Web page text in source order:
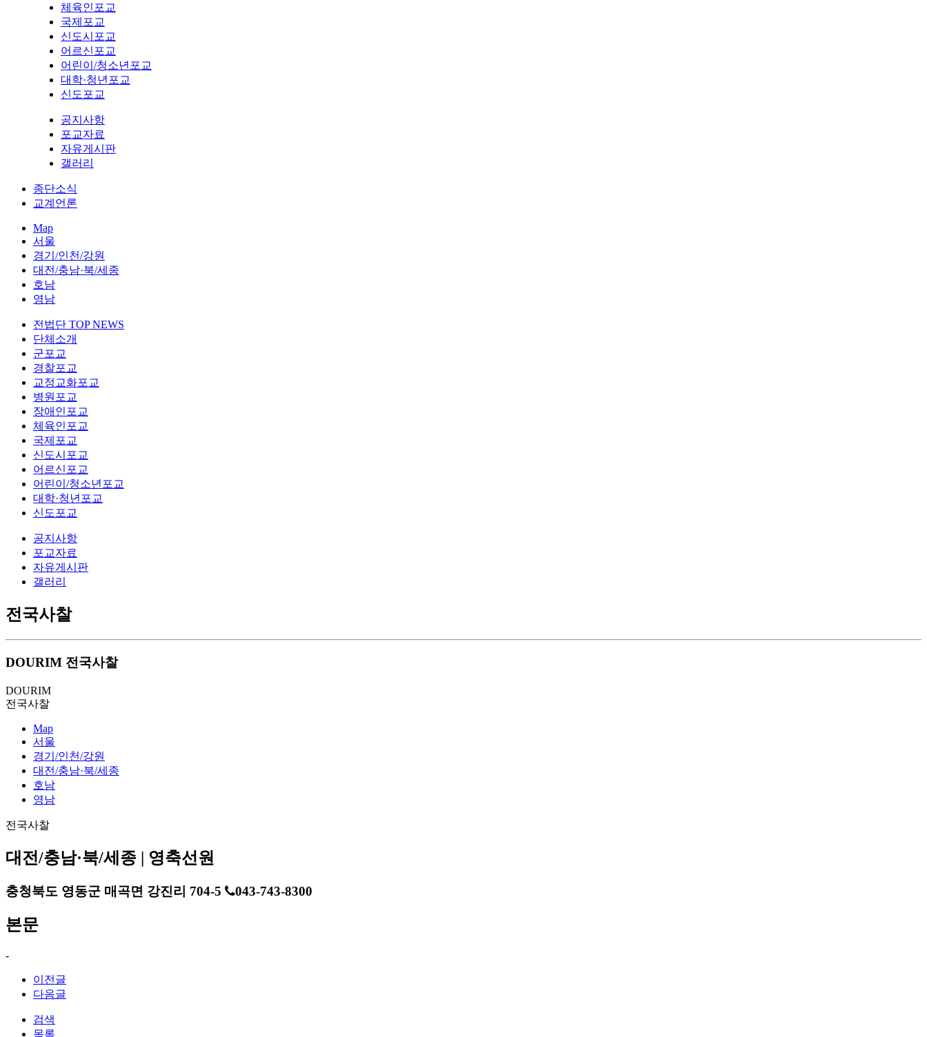
체육인포교
국제포교
신도시포교
어르신포교
어린이/청소년포교
대학·청년포교
신도포교
공지사항
포교자료
자유게시판
갤러리
종단소식
교계언론
Map
서울
경기/인천/강원
대전/충남·북/세종
호남
영남
전법단 TOP NEWS
단체소개
군포교
경찰포교
교정교화포교
병원포교
장애인포교
체육인포교
국제포교
신도시포교
어르신포교
어린이/청소년포교
대학·청년포교
신도포교
공지사항
포교자료
자유게시판
갤러리
전국사찰
DOURIM 전국사찰
DOURIM
전국사찰
Map
서울
경기/인천/강원
대전/충남·북/세종
호남
영남
전국사찰
대전/충남·북/세종 | 영축선원
충청북도 영동군 매곡면 강진리 704-5 043-743-8300
본문
-
이전글
다음글
검색
목록